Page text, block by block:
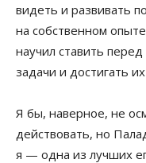
видеть и развивать
на собственном
научил ставить
задачи и достигать
Я бы, наверное, не
действовать, но
я — одна из лучших